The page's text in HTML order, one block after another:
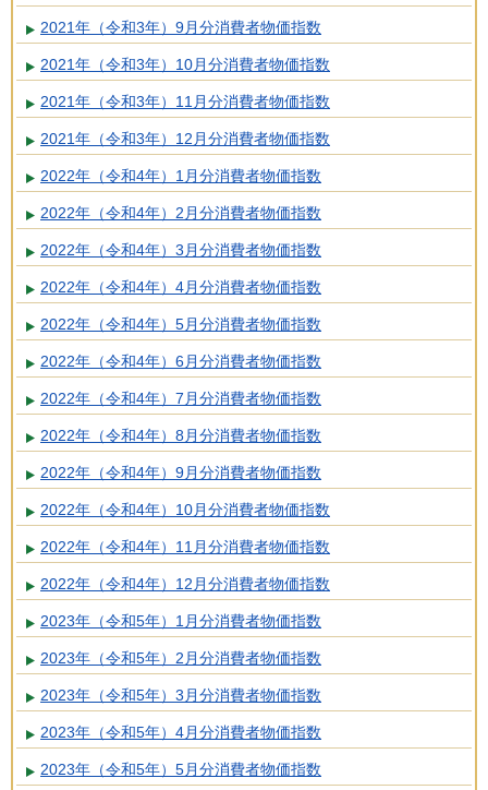
2021年（令和3年）9月分消費者物価指数
2021年（令和3年）10月分消費者物価指数
2021年（令和3年）11月分消費者物価指数
2021年（令和3年）12月分消費者物価指数
2022年（令和4年）1月分消費者物価指数
2022年（令和4年）2月分消費者物価指数
2022年（令和4年）3月分消費者物価指数
2022年（令和4年）4月分消費者物価指数
2022年（令和4年）5月分消費者物価指数
2022年（令和4年）6月分消費者物価指数
2022年（令和4年）7月分消費者物価指数
2022年（令和4年）8月分消費者物価指数
2022年（令和4年）9月分消費者物価指数
2022年（令和4年）10月分消費者物価指数
2022年（令和4年）11月分消費者物価指数
2022年（令和4年）12月分消費者物価指数
2023年（令和5年）1月分消費者物価指数
2023年（令和5年）2月分消費者物価指数
2023年（令和5年）3月分消費者物価指数
2023年（令和5年）4月分消費者物価指数
2023年（令和5年）5月分消費者物価指数